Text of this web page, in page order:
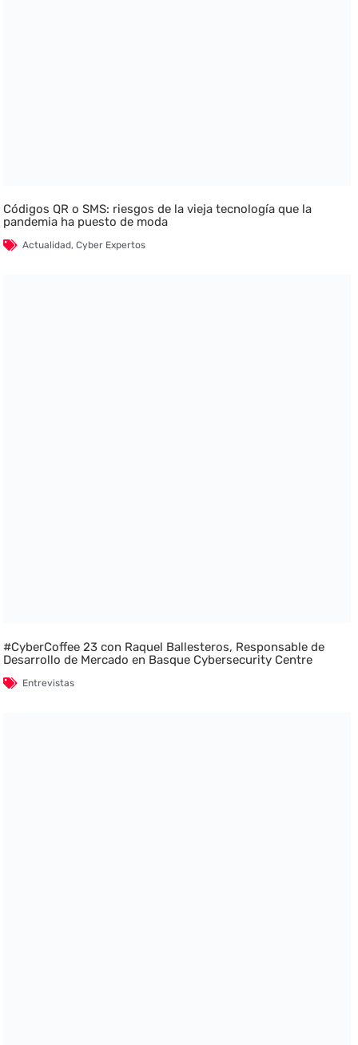
Códigos QR o SMS: riesgos de la vieja tecnología que la
pandemia ha puesto de moda
Actualidad,Cyber Expertos
#CyberCoffee 23 con Raquel Ballesteros, Responsable de
Desarrollo de Mercado en Basque Cybersecurity Centre
Entrevistas